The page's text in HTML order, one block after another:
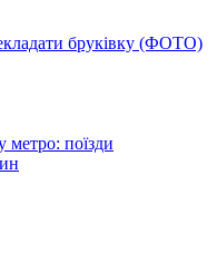
бруківку (ФОТО)
метро: поїзди